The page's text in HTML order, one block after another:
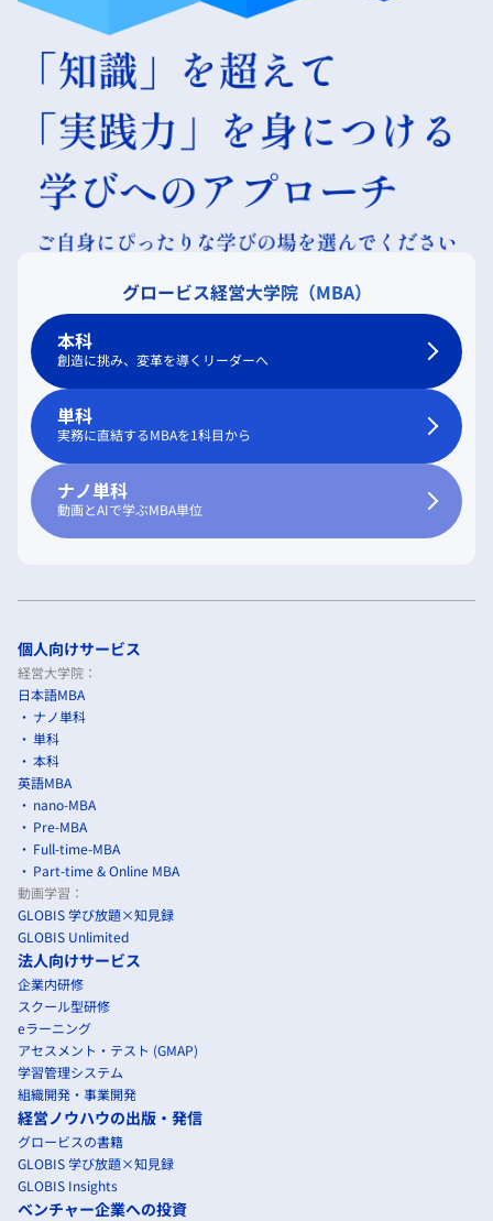
グロービス経営大学院（MBA）
本科
創造に挑み、変革を導くリーダーへ
単科
実務に直結するMBAを1科目から
ナノ単科
動画とAIで学ぶMBA単位
個人向けサービス
経営大学院：
日本語MBA
ナノ単科
単科
本科
英語MBA
nano-MBA
Pre-MBA
Full-time-MBA
Part-time & Online MBA
動画学習：
GLOBIS 学び放題×知見録
GLOBIS Unlimited
法人向けサービス
企業内研修
スクール型研修
eラーニング
アセスメント・テスト (GMAP)
学習管理システム
組織開発・事業開発
経営ノウハウの出版・発信
グロービスの書籍
GLOBIS 学び放題×知見録
GLOBIS Insights
ベンチャー企業への投資